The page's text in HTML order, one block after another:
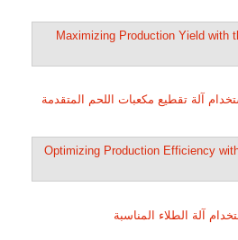
آلة تقطيع مكعبات اللحم المتقدمة
آلة الطلاء المناسبة